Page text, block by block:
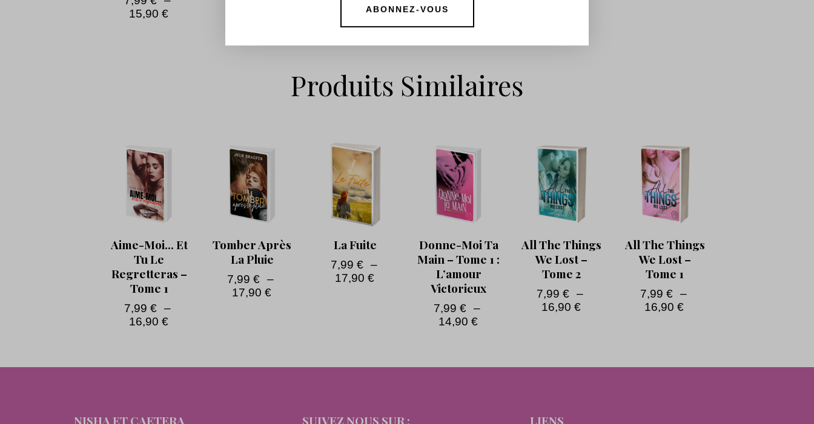
15,90 €
Produits Similaires
Aime-Moi… Et
Tu Le
Regretteras –
Tome 1
7,99€
–
16,90 €
Tomber Après
La Pluie
7,99€
–
17,90 €
La Fuite
7,99 €
–
17,90€
Donne-Moi Ta
Main – Tome 1 :
L’amour
Victorieux
7,99€
–
14,90 €
All The Things
We Lost –
Tome 2
7,99€
–
16,90 €
All The Things
We Lost –
Tome 1
7,99 €
–
16,90€
NISHA ET CAETERA SUIVEZ NOUS SUR : LIENS